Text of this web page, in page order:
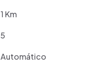
1 Km
5
Automático